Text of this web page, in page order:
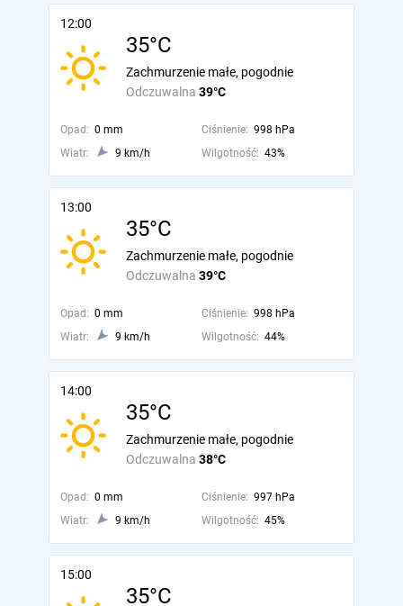
12:00
35°C
Odczuwalna 39°C
Zachmurzenie małe, pogodnie
Opad: 0 mm Ciśnienie: 998 hPa
Wiatr:
9 km/h Wilgotność: 43%
13:00
35°C
Odczuwalna 39°C
Zachmurzenie małe, pogodnie
Opad: 0 mm Ciśnienie: 998 hPa
Wiatr:
9 km/h Wilgotność: 44%
14:00
35°C
Odczuwalna 38°C
Zachmurzenie małe, pogodnie
Opad: 0 mm Ciśnienie: 997 hPa
Wiatr:
9 km/h Wilgotność: 45%
15:00
35°C